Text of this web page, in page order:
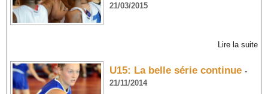
21/03/2015
Lire la suite
U15: La belle série continue -
21/11/2014